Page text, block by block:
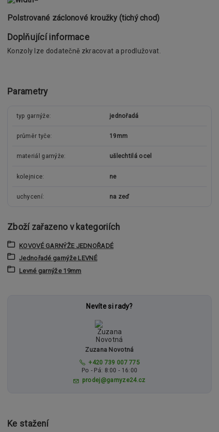
Polstrované záclonové kroužky (tichý chod)
Doplňující informace
Konzoly lze dodatečně zkracovat a prodlužovat.
Parametry
typ garnýže jednořadá
průměr tyče 19mm
materiál garnýže ušlechtilá ocel
kolejnice ne
uchycení na zeď
Zboží zařazeno v kategoriích
KOVOVÉ GARNÝŽE JEDNOŘADÉ
Jednořadé garnýže LEVNÉ
Levné garnýže 19mm
Nevíte si rady?
Zuzana Novotná
+420 739 007 775
Po - Pá: 8:00 - 16:00
prodej@garnyze24.cz
Ke stažení